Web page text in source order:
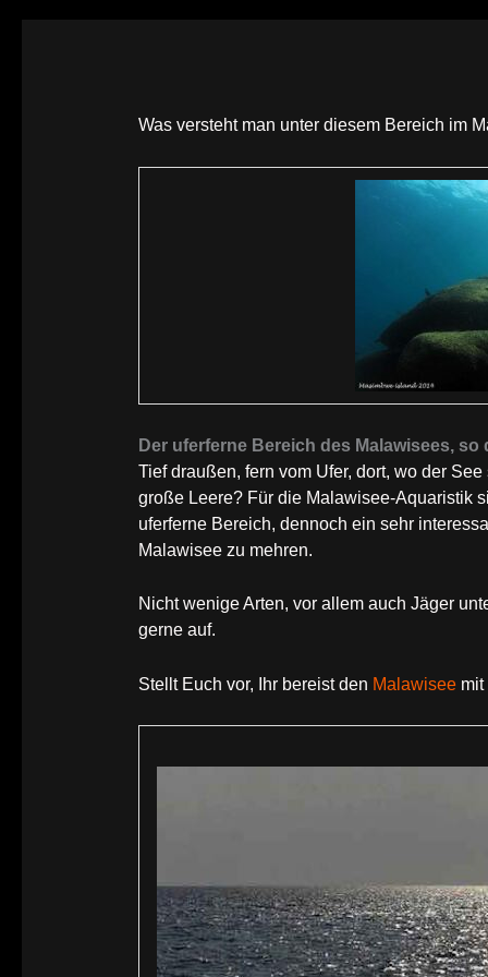
Was versteht man unter diesem Bereich im
Der uferferne Bereich des Malawisees, so
Tief draußen, fern vom Ufer, dort, wo der
große Leere? Für die Malawisee-Aquaristik
uferferne Bereich, dennoch ein sehr
Malawisee zu mehren.
Nicht wenige Arten, vor allem auch Jäger
gerne auf.
Stellt Euch vor, Ihr bereist den Malawiseemit